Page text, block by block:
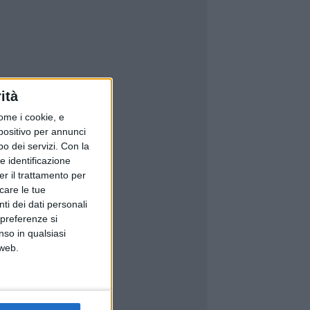
i cookie, e
per annunci
dei servizi. Con la
identificazione
il trattamento per
le tue
dei dati personali
si
in qualsiasi